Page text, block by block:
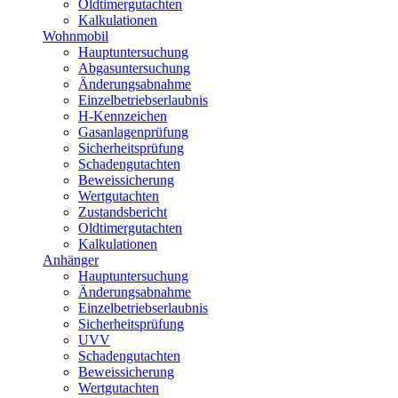
Oldtimergutachten
Kalkulationen
Wohnmobil
Hauptuntersuchung
Abgasuntersuchung
Änderungsabnahme
Einzelbetriebserlaubnis
H-Kennzeichen
Gasanlagenprüfung
Sicherheitsprüfung
Schadengutachten
Beweissicherung
Wertgutachten
Zustandsbericht
Oldtimergutachten
Kalkulationen
Anhänger
Hauptuntersuchung
Änderungsabnahme
Einzelbetriebserlaubnis
Sicherheitsprüfung
UVV
Schadengutachten
Beweissicherung
Wertgutachten